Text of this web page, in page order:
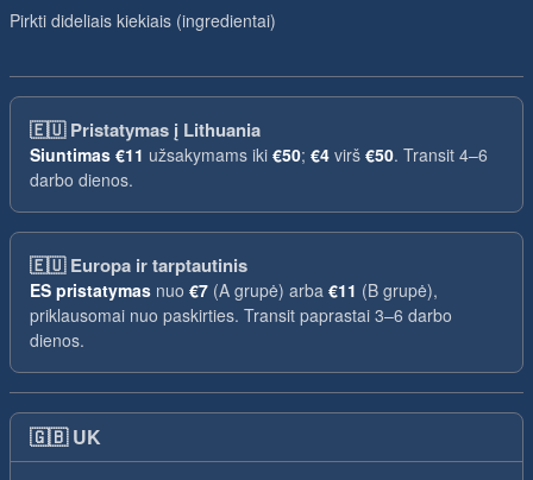
Pirkti dideliais kiekiais (ingredientai)
🇪🇺Pristatymas į Lithuania
Siuntimas €11 užsakymams iki €50; €4 virš €50. Transit 4–6
darbo dienos.
🇪🇺Europa ir tarptautinis
ES pristatymas nuo €7 (A grupė) arba €11 (B grupė),
priklausomai nuo paskirties. Transit paprastai 3–6 darbo
dienos.
🇬🇧 UK